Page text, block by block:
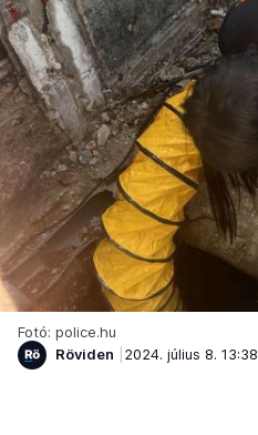
Fotó: police.hu
Röviden
2024. július 8. 13:38